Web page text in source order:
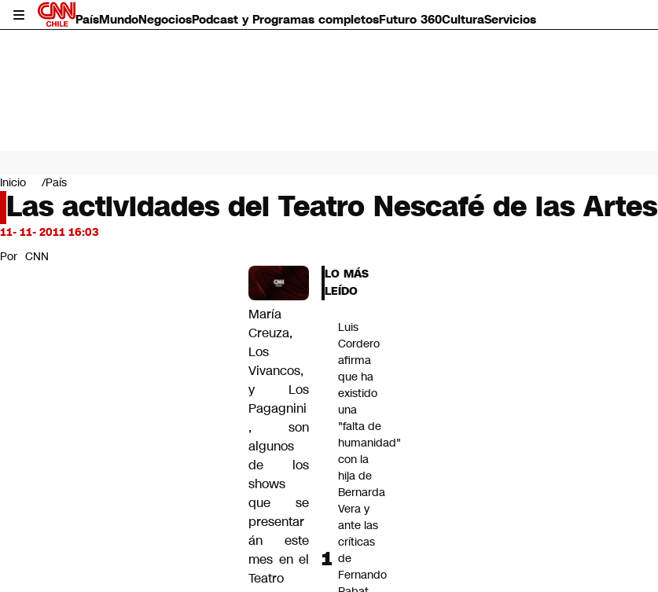
PaísMundoNegociosPodcast y Programas completosFuturo 360CulturaServicios
Mundo
Negocios
Deportes
Programas completos
Servicios
Inicio País
Las actividades del Teatro Nescafé de las Artes
11- 11- 2011 16:03
Por CNN
María
Creuza,
Los
Vivancos,
y Los
Pagagnini
, son
algunos
de los
shows
que se
presentar
án este
mes en el
Teatro
LO MÁS
LEÍDO
Luis
Cordero
afirma
que ha
existido
una
"falta de
humanidad"
con la
hija de
Bernarda
Vera y
ante las
críticas
de
Fernando